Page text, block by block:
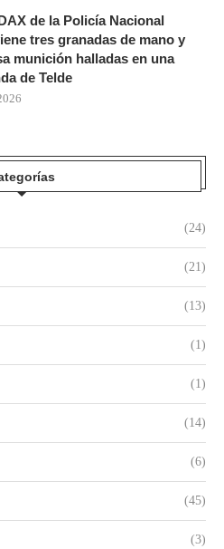
de la Policía Nacional
tres granadas de mano y
munición halladas en una
de Telde
(24)
(21)
(13)
(1)
(1)
(14)
(6)
(45)
(3)